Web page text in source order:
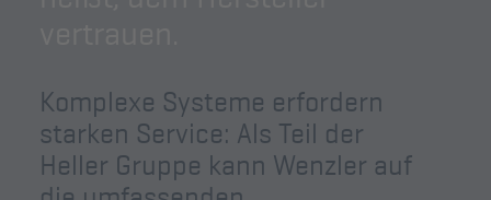
Komplexe Systeme erfordern
starken Service: Als Teil der
Heller Gruppe kann Wenzler auf